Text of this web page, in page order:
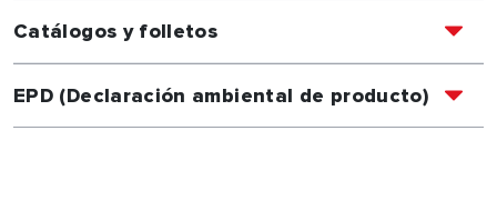
Catálogos y folletos
EPD (Declaración ambiental de producto)